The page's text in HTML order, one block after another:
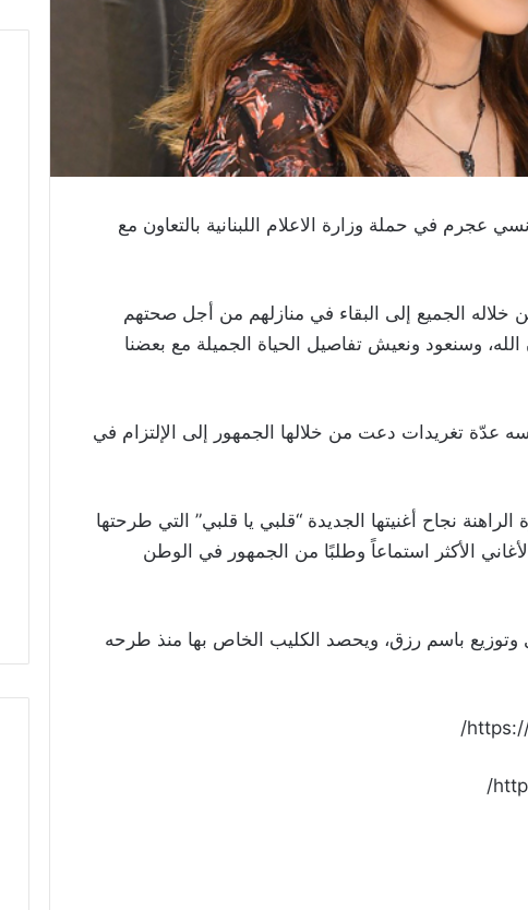
عجرم في حملة وزارة الاعلام اللبنانية بالتعاون مع
الجميع إلى البقاء في منازلهم من أجل صحتهم
وسنعود ونعيش تفاصيل الحياة الجميلة مع بعضنا
تغريدات دعت من خلالها الجمهور إلى الإلتزام في
نجاح أغنيتها الجديدة “قلبي يا قلبي” التي طرحتها
الأكثر استماعاً وطلبًا من الجمهور في الوطن
وتوزيع باسم رزق، ويحصد الكليب الخاص بها منذ طرحه